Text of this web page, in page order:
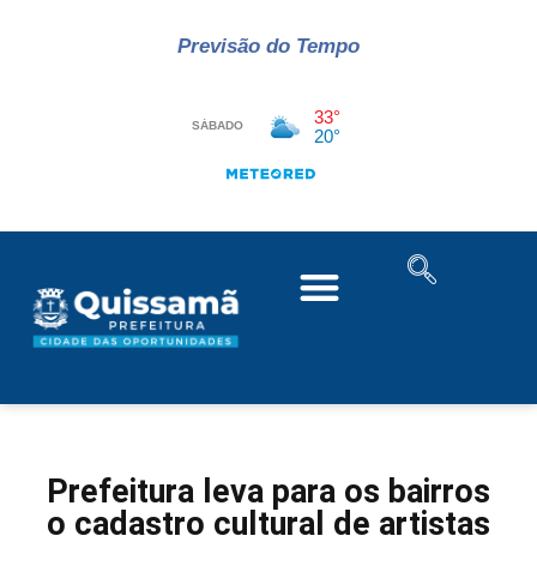
Previsão do Tempo
Prefeitura leva para os bairros
o cadastro cultural de artistas